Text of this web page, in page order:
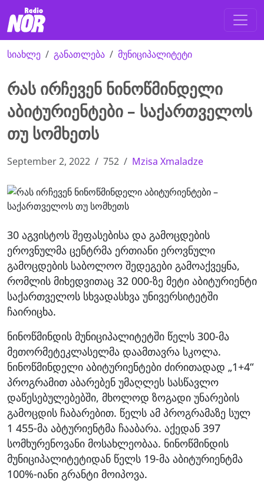
სიახლე განათლება მუნიციპალიტეტი
რას ირჩევენ ნინოწმინდელი
აბიტურიენტები – საქართველოს
თუ სომხეთს
September 2, 2022 752 Mzisa Xmaladze
30 აგვისტოს შეფასებისა და გამოცდების
ეროვნულმა ცენტრმა ერთიანი ეროვნული
გამოცდების საბოლოო შედეგები გამოაქვეყნა,
რომლის მიხედვითაც 32 000-ზე მეტი აბიტურიენტი
საქართველოს სხვადასხვა უნივერსიტეტში
ჩაირიცხა.
ნინოწმინდის მუნიციპალიტეტში წელს 300-მა
მეთორმეტეკლასელმა დაამთავრა სკოლა.
ნინოწმინდელი აბიტურიენტები ძირითადად „1+4“
პროგრამით აბარებენ უმაღლეს სასწავლო
დაწესებულებებში, მხოლოდ ზოგადი უნარების
გამოცდის ჩაბარებით. წელს ამ პროგრამაზე სულ
1 455-მა აბტურიენტმა ჩააბარა. აქედან 397
სომხურენოვანი მოსახლეობაა. ნინოწმინდის
მუნიციპალიტეტიდან წელს 19-მა აბიტურიენტმა
100%-იანი გრანტი მოიპოვა.